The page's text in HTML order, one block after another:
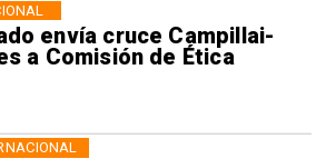
envía cruce Campillai-
a Comisión de Ética